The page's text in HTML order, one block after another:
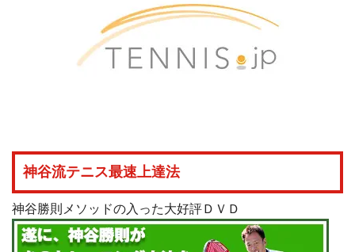
神谷流テニス最速上達法
神谷勝則メソッドの入った大好評ＤＶＤ